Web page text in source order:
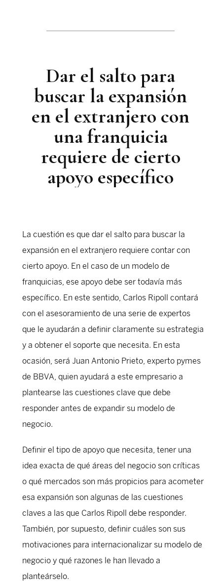
Dar el salto para
buscar la expansión
en el extranjero con
una franquicia
requiere de cierto
apoyo específico
La cuestión es que dar el salto para buscar la
expansión en el extranjero requiere contar con
cierto apoyo. En el caso de un modelo de
franquicias, ese apoyo debe ser todavía más
específico. En este sentido, Carlos Ripoll contará
con el asesoramiento de una serie de expertos
que le ayudarán a definir claramente su estrategia
y a obtener el soporte que necesita. En esta
ocasión, será Juan Antonio Prieto, experto pymes
de BBVA, quien ayudará a este empresario a
plantearse las cuestiones clave que debe
responder antes de expandir su modelo de
negocio.
Definir el tipo de apoyo que necesita, tener una
idea exacta de qué áreas del negocio son críticas
o qué mercados son más propicios para acometer
esa expansión son algunas de las cuestiones
claves a las que Carlos Ripoll debe responder.
También, por supuesto, definir cuáles son sus
motivaciones para internacionalizar su modelo de
negocio y qué razones le han llevado a
planteárselo.